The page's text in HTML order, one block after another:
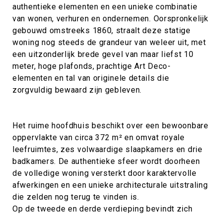
authentieke elementen en een unieke combinatie
van wonen, verhuren en ondernemen. Oorspronkelijk
gebouwd omstreeks 1860, straalt deze statige
woning nog steeds de grandeur van weleer uit, met
een uitzonderlijk brede gevel van maar liefst 10
meter, hoge plafonds, prachtige Art Deco-
elementen en tal van originele details die
zorgvuldig bewaard zijn gebleven.
Het ruime hoofdhuis beschikt over een bewoonbare
oppervlakte van circa 372 m² en omvat royale
leefruimtes, zes volwaardige slaapkamers en drie
badkamers. De authentieke sfeer wordt doorheen
de volledige woning versterkt door karaktervolle
afwerkingen en een unieke architecturale uitstraling
die zelden nog terug te vinden is.
Op de tweede en derde verdieping bevindt zich